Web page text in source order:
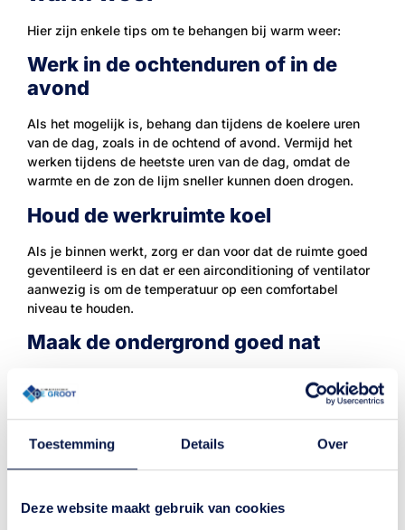
Toestemming Details Over
Deze website maakt gebruik van cookies
Hier zijn enkele tips om te behangen bij warm weer:
Werk in de ochtenduren of in de
avond
Als het mogelijk is, behang dan tijdens de koelere uren
van de dag, zoals in de ochtend of avond. Vermijd het
werken tijdens de heetste uren van de dag, omdat de
warmte en de zon de lijm sneller kunnen doen drogen.
Houd de werkruimte koel
Als je binnen werkt, zorg er dan voor dat de ruimte goed
geventileerd is en dat er een airconditioning of ventilator
aanwezig is om de temperatuur op een comfortabel
niveau te houden.
Maak de ondergrond goed nat
vochtig met water en laat het even intrekken voordat je
begint met behangen. Dit helpt om de temperatuur van de
opdroogt.